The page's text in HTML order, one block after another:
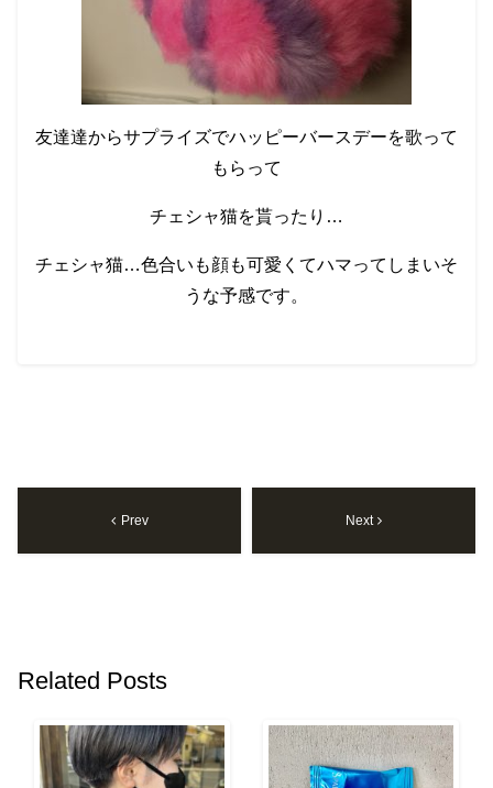
友達達からサプライズでハッピーバースデーを歌って
もらって
チェシャ猫を貰ったり…
チェシャ猫…色合いも顔も可愛くてハマってしまいそ
うな予感です。
Prev Next
Related Posts